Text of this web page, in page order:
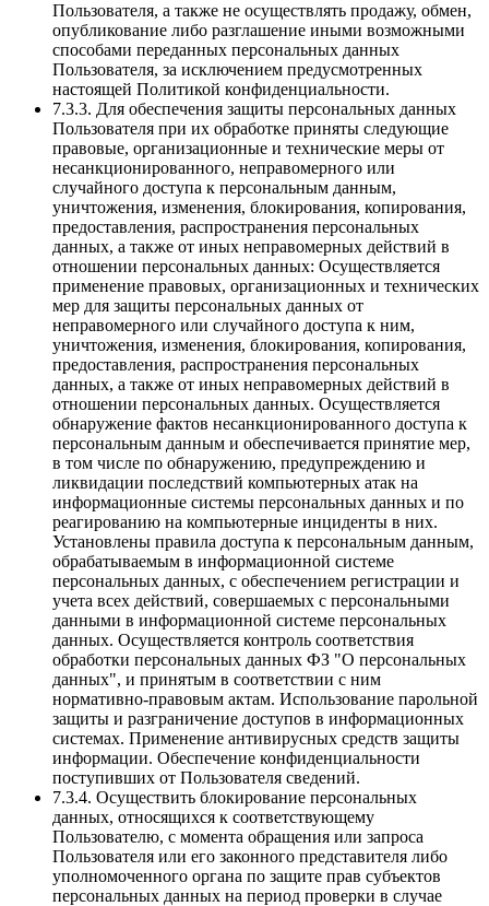
Пользователя, а также не осуществлять продажу, обмен,
опубликование либо разглашение иными возможными
способами переданных персональных данных
Пользователя, за исключением предусмотренных
настоящей Политикой конфиденциальности.
7.3.3. Для обеспечения защиты персональных данных
Пользователя при их обработке приняты следующие
правовые, организационные и технические меры от
несанкционированного, неправомерного или
случайного доступа к персональным данным,
уничтожения, изменения, блокирования, копирования,
предоставления, распространения персональных
данных, а также от иных неправомерных действий в
отношении персональных данных: Осуществляется
применение правовых, организационных и технических
мер для защиты персональных данных от
неправомерного или случайного доступа к ним,
уничтожения, изменения, блокирования, копирования,
предоставления, распространения персональных
данных, а также от иных неправомерных действий в
отношении персональных данных. Осуществляется
обнаружение фактов несанкционированного доступа к
персональным данным и обеспечивается принятие мер,
в том числе по обнаружению, предупреждению и
ликвидации последствий компьютерных атак на
информационные системы персональных данных и по
реагированию на компьютерные инциденты в них.
Установлены правила доступа к персональным данным,
обрабатываемым в информационной системе
персональных данных, с обеспечением регистрации и
учета всех действий, совершаемых с персональными
данными в информационной системе персональных
данных. Осуществляется контроль соответствия
обработки персональных данных ФЗ "О персональных
данных", и принятым в соответствии с ним
нормативно-правовым актам. Использование парольной
защиты и разграничение доступов в информационных
системах. Применение антивирусных средств защиты
информации. Обеспечение конфиденциальности
поступивших от Пользователя сведений.
7.3.4. Осуществить блокирование персональных
данных, относящихся к соответствующему
Пользователю, с момента обращения или запроса
Пользователя или его законного представителя либо
уполномоченного органа по защите прав субъектов
персональных данных на период проверки в случае